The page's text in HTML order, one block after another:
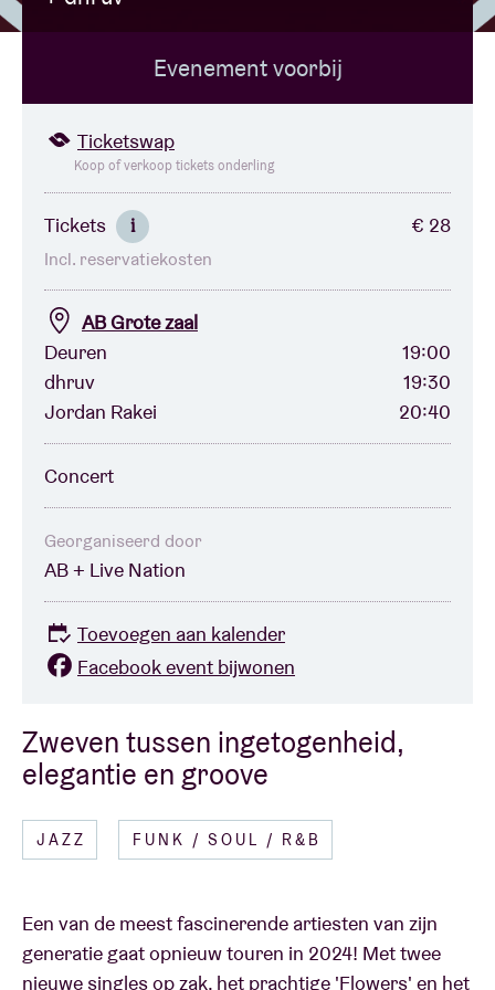
BRDCST
Concertcheque
Over AB
Contact
Zweven tussen ingetogenheid,
elegantie en groove
JAZZ FUNK / SOUL / R&B
Een van de meest fascinerende artiesten van zijn
generatie gaat opnieuw touren in 2024! Met twee
nieuwe singles op zak, het prachtige 'Flowers' en het
Evenement voorbij
Ticketswap
Koop of verkoop tickets onderling
Tickets i € 28
Incl. reservatiekosten
AB Grote zaal
Deuren
19:00
dhruv
19:30
Jordan Rakei
20:40
Concert
Georganiseerd door
AB + Live Nation
Toevoegen aan kalender
Facebook event bijwonen